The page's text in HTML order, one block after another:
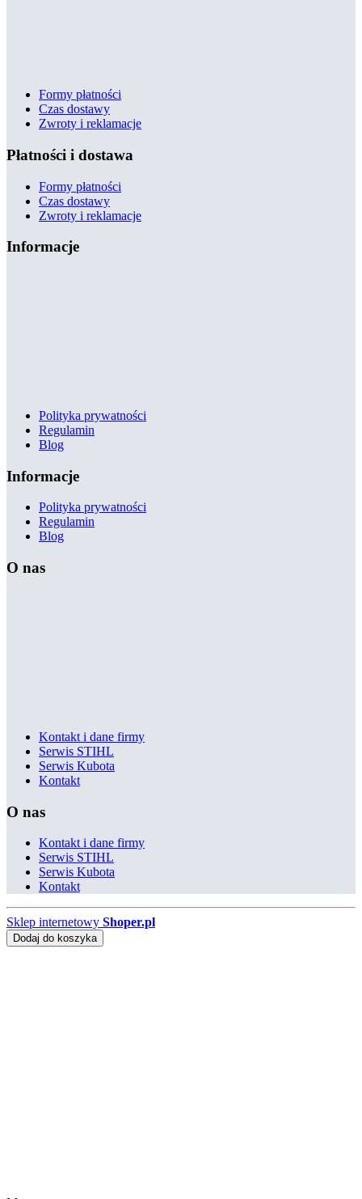
Formy płatności
Czas dostawy
Zwroty i reklamacje
Płatności i dostawa
Formy płatności
Czas dostawy
Zwroty i reklamacje
Informacje
Polityka prywatności
Regulamin
Blog
Informacje
Polityka prywatności
Regulamin
Blog
O nas
Kontakt i dane firmy
Serwis STIHL
Serwis Kubota
Kontakt
O nas
Kontakt i dane firmy
Serwis STIHL
Serwis Kubota
Kontakt
Sklep internetowy Shoper.pl
Dodaj do koszyka